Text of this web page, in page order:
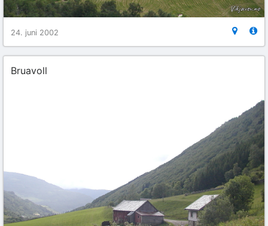
24. juni 2002
Bruavoll